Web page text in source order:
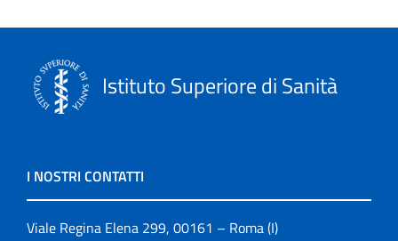
Istituto Superiore di Sanità
I NOSTRI CONTATTI
Viale Regina Elena 299, 00161 – Roma (I)